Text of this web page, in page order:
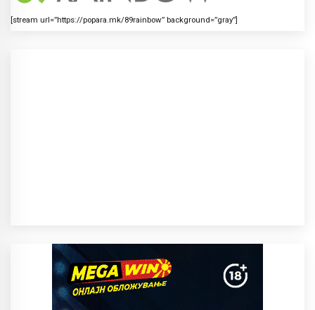
[stream url=”https://popara.mk/89rainbow” background=”gray”]